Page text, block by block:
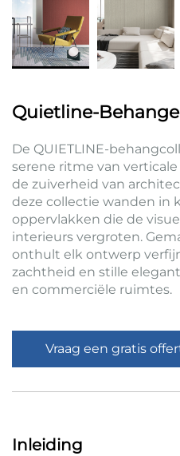
Quietline-
De QUIETLINE-
serene ritme van
de zuiverheid van
deze collectie wanden in
oppervlakken die de
interieurs vergroten.
onthult elk ontwerp
zachtheid en stille
en commerciële ruimtes.
Vraag een gratis
Inleiding